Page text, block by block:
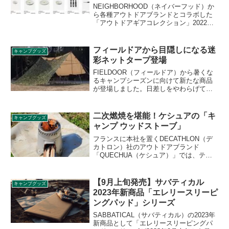
NEIGHBORHOOD（ネイバーフッド）か
ら各種アウトドアブランドとコラボした
「アウトドアギアコレクション」2022年
ボしたキャンプグッズが多数登場しま
す。詳細をレビューします。
キャンプグッズ
フィールドアから目隠しになる迷
彩ネットタープ登場
FIELDOOR（フィールドア）から暑くな
るキャンプシーズンに向けて新たな商品
が登場しました。日差しをやわらげて外
型の切れ込みが入った本製品の詳細をレ
ビューします。
キャンプグッズ
二次燃焼を堪能！ケシュアの「キ
ャンプ ウッドストーブ」
フランスに本社を置くDECATHLON（デ
カトロン）社のアウトドアブランド
「QUECHUA（ケシュア）」では、テン
「キャンプ ウッドストーブ」の詳細をレ
ビューします。
キャンプグッズ
【9月上旬発売】サバティカル
2023年新商品「エレリースリーピ
ングパッド」シリーズ
SABBATICAL（サバティカル）の2023年
新商品として「エレリースリーピングパ